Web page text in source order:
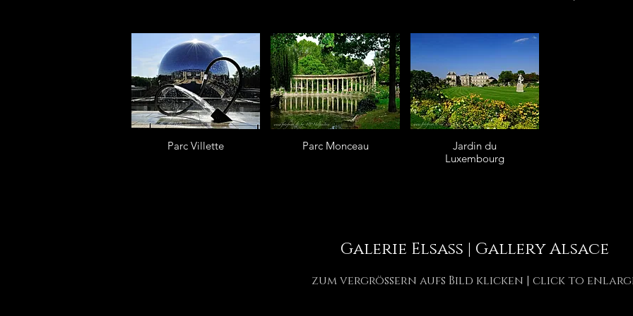
Parc Villette Parc Monceau
Jardin du
Luxembourg
Galerie Elsass | Gallery Alsace
zum vergrössern aufs Bild klicken | click to